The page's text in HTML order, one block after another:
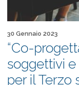
Pubblicato il
30 Gennaio 2023
“Co-
soggettivi
per il Terzo